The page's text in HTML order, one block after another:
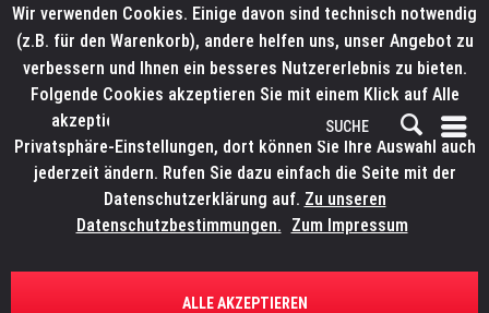
ÜBERSICHT ERSATZTEILE
ELATION 9900007986
Wir verwenden Cookies. Einige davon sind technisch notwendig
(z.B. für den Warenkorb), andere helfen uns, unser Angebot zu
verbessern und Ihnen ein besseres Nutzererlebnis zu bieten.
Folgende Cookies akzeptieren Sie mit einem Klick auf Alle
akzeptieren. Weitere Informationen finden Sie in den
Privatsphäre-Einstellungen, dort können Sie Ihre Auswahl auch
jederzeit ändern. Rufen Sie dazu einfach die Seite mit der
Datenschutzerklärung auf. Zu unseren
Datenschutzbestimmungen. Zum Impressum
ALLE AKZEPTIEREN